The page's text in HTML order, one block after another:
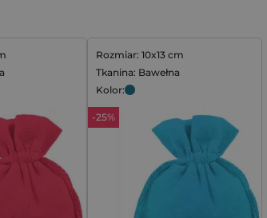
Rozmiar: 10x13 cm
Tkanina: Bawełna
Kolor:
-25%